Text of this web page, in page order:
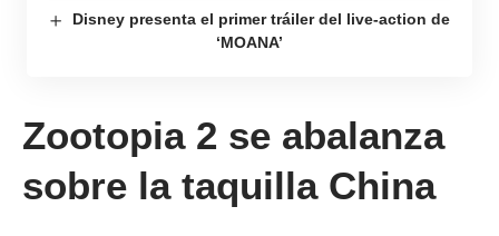
Disney presenta el primer tráiler del live-action de
‘MOANA’
Zootopia 2 se abalanza
sobre la taquilla China